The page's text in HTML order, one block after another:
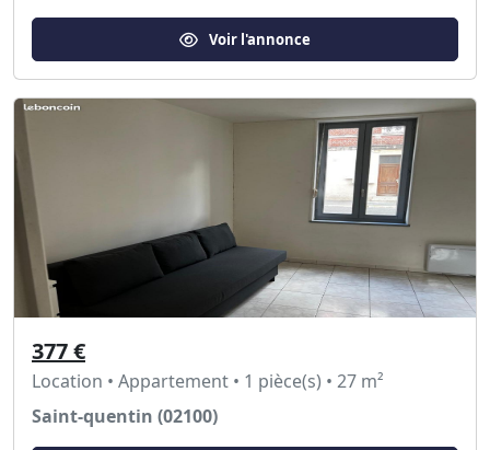
Voir l'annonce
377 €
Location • Appartement • 1 pièce(s) • 27 m²
Saint-quentin (02100)